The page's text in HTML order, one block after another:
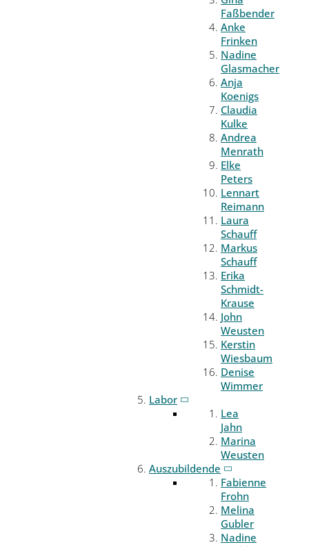
Faßbender
Anke
Frinken
Nadine
Glasmacher
Anja
Koenigs
Claudia
Kulke
Andrea
Menrath
Elke
Peters
Lennart
Reimann
Laura
Schauff
Markus
Schauff
Erika
Schmidt-
Krause
John
Weusten
Kerstin
Wiesbaum
Denise
Wimmer
Labor
Lea
Jahn
Marina
Weusten
Auszubildende
Fabienne
Frohn
Melina
Gubler
Nadine